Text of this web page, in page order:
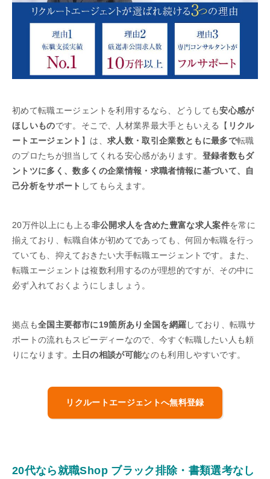
初めて転職エージェントを利用するなら、どうしても安心感が
ほしいものです。そこで、人材業界最大手ともいえる【 リクル
ートエージェント 】は、 求人数・取引企業数ともに最多で転職
のプロたちが担当してくれる安心感があります。 登録者数もダ
ントツに多く、数多くの企業情報・求職者情報に基づいて、自
己分析をサポート してもらえます。
20万件以上にも上る非公開求人を含めた豊富な求人案件を常に
揃えており、転職自体が初めてであっても、何回か転職を行っ
ていても、抑えておきたい大手転職エージェントです。また、
転職エージェントは複数利用するのが理想的ですが、その中に
必ず入れておくようにしましょう。
拠点も全国主要都市に19箇所あり全国を網羅しており、転職サ
ポートの流れもスピーディーなので、今すぐ転職したい人も頼
りになります。 土日の相談が可能なのも利用しやすいです。
リクルートエージェントへ無料登録
20代なら就職Shop ブラック排除・書類選考なし